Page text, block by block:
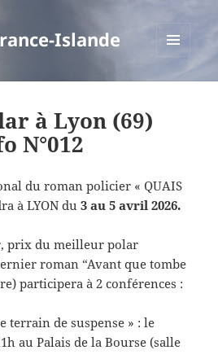
Islande
à Lyon (69)
N°012
du roman policier « QUAIS
à LYON du3 au 5 avril 2026.
prix du meilleur polar
roman “Avant que tombe
participera à 2 conférences :
terrain de suspense » : le
au Palais de la Bourse (salle